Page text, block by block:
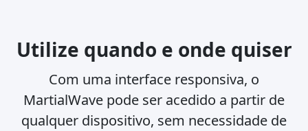
Utilize quando e onde quiser
Com uma interface responsiva, o
MartialWave pode ser acedido a partir de
qualquer dispositivo, sem necessidade de